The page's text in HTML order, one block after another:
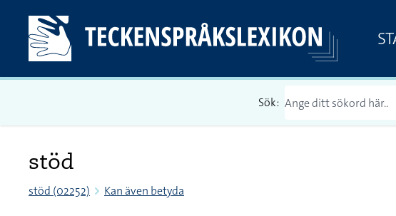
Sök:
stöd
stöd (02252) Kan även betyda